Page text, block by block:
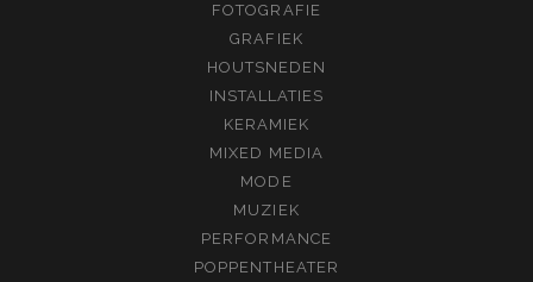
FOTOGRAFIE
GRAFIEK
HOUTSNEDEN
INSTALLATIES
KERAMIEK
MIXED MEDIA
MODE
MUZIEK
PERFORMANCE
POPPENTHEATER